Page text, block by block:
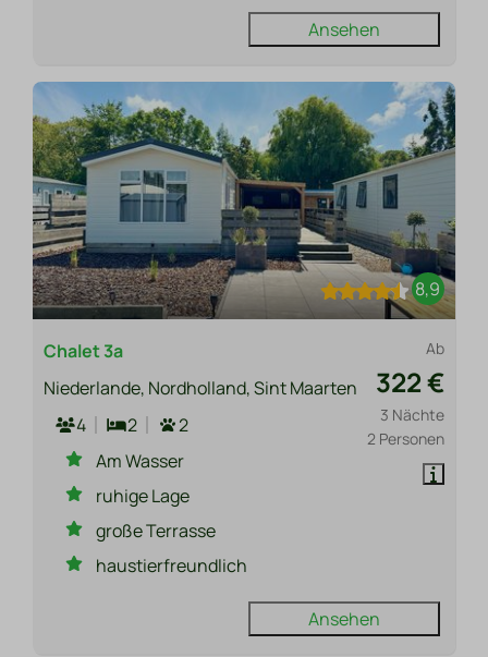
Ansehen
8,9
Ab
322 €
3 Nächte
2 Personen
Chalet 3a
Niederlande, Nordholland, Sint Maarten
4
2
2
Am Wasser
ruhige Lage
große Terrasse
haustierfreundlich
Ansehen